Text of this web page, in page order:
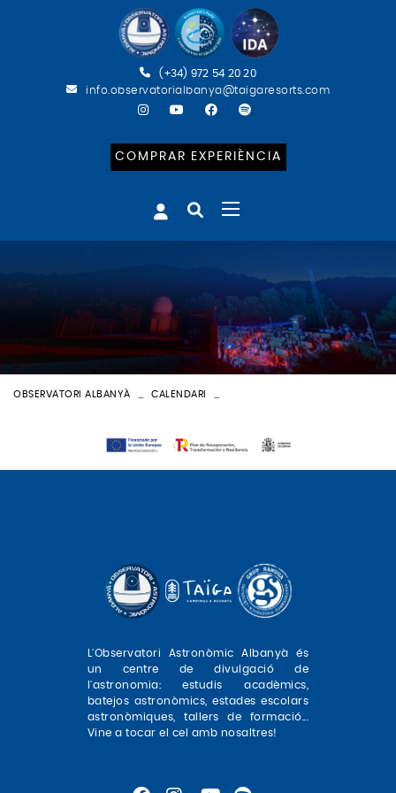
(+34) 972 54 20 20
info.observatorialbanya@taigaresorts.com
COMPRAR EXPERIÈNCIA
OBSERVATORI ALBANYÀ CALENDARI
L'Observatori Astronòmic Albanyà és
un centre de divulgació de
l'astronomia: estudis acadèmics,
batejos astronòmics, estades escolars
astronòmiques, tallers de formació...
Vine a tocar el cel amb nosaltres!